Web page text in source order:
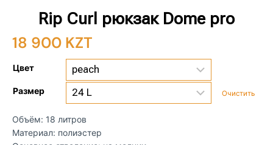
Rip Curl рюкзак Dome pro
18 900 KZT
Цвет
Размер Очистить
Объём: 18 литров
Материал: полиэстер